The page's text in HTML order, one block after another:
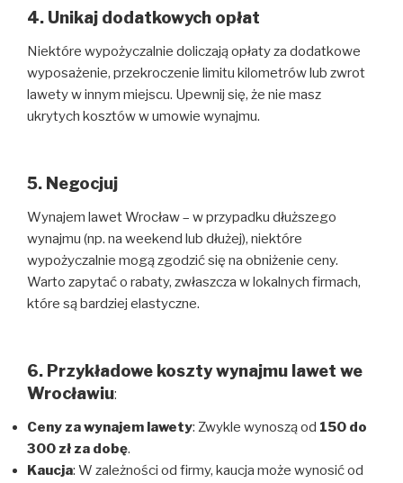
4. Unikaj dodatkowych opłat
Niektóre wypożyczalnie doliczają opłaty za dodatkowe
wyposażenie, przekroczenie limitu kilometrów lub zwrot
lawety w innym miejscu. Upewnij się, że nie masz
ukrytych kosztów w umowie wynajmu.
5. Negocjuj
Wynajem lawet Wrocław – w przypadku dłuższego
wynajmu (np. na weekend lub dłużej), niektóre
wypożyczalnie mogą zgodzić się na obniżenie ceny.
Warto zapytać o rabaty, zwłaszcza w lokalnych firmach,
które są bardziej elastyczne.
6. Przykładowe koszty wynajmu lawet we
Wrocławiu:
Ceny za wynajem lawety: Zwykle wynoszą od 150 do
300 zł za dobę.
Kaucja: W zależności od firmy, kaucja może wynosić od